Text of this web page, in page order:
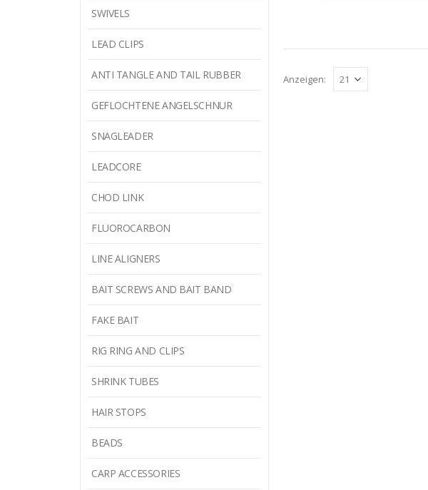
Anzeigen:
SWIVELS
LEAD CLIPS
ANTI TANGLE AND TAIL RUBBER
GEFLOCHTENE ANGELSCHNUR
SNAGLEADER
LEADCORE
CHOD LINK
FLUOROCARBON
LINE ALIGNERS
BAIT SCREWS AND BAIT BAND
FAKE BAIT
RIG RING AND CLIPS
SHRINK TUBES
HAIR STOPS
BEADS
CARP ACCESSORIES